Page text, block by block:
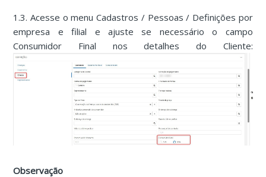
1.3. Acesse o menu Cadastros / Pessoas / Definições por
empresa e filial e ajuste se necessário o campo
Consumidor Final nos detalhes do Cliente:
Observação